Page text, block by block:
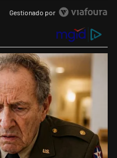
Gestionado por